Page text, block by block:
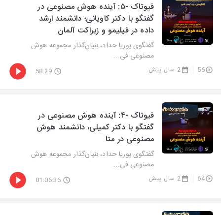
فیوتاک -۵: آینده هوش مصنوعی در
گفتگو با دکتر کاویانی؛ دانشمند ارشد
داده در فیلیمو و زبراکت آلمان
گفتگوی پوریا حداد، بنیان‌گذار مجموعه هوش
مصنوعی فی...
56 2 سال پیش 58:29
فیوتاک -۴: آینده هوش مصنوعی در
گفتگو با دکتر کمیلی، دانشمند هوش
مصنوعی در متا
گفتگوی پوریا حداد، بنیان‌گذار مجموعه هوش
مصنوعی فی...
64 2 سال پیش 01:06:36